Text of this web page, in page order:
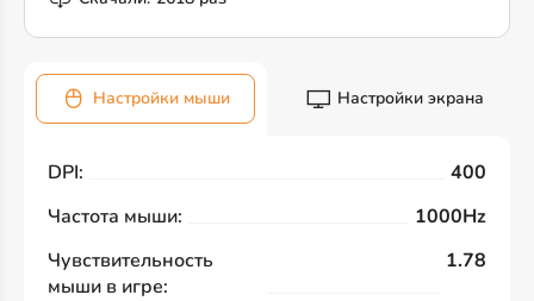
Настройки мыши Настройки экрана
DPI:
400
Частота мыши:
1000Hz
Чувствительность
мыши в игре:
1.78